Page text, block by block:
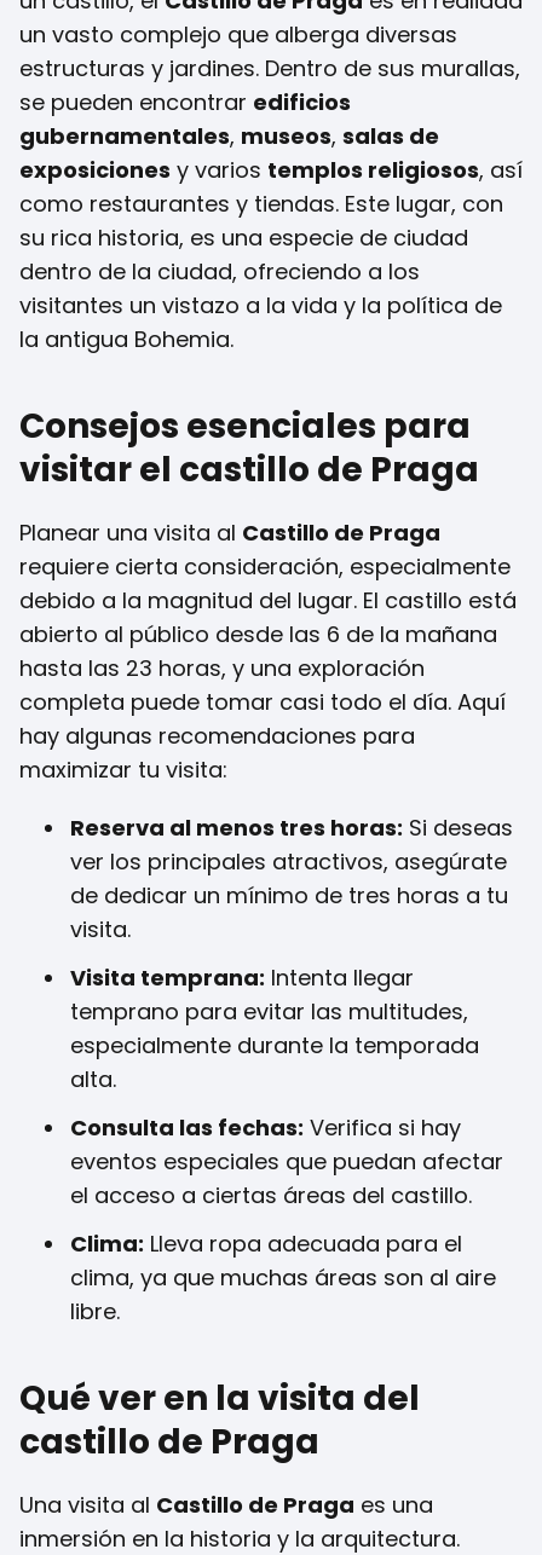
un vasto complejo que alberga diversas
estructuras y jardines. Dentro de sus murallas,
se pueden encontrar edificios
gubernamentales, museos, salas de
exposiciones y varios templos religiosos, así
como restaurantes y tiendas. Este lugar, con
su rica historia, es una especie de ciudad
dentro de la ciudad, ofreciendo a los
visitantes un vistazo a la vida y la política de
la antigua Bohemia.
Consejos esenciales para
visitar el castillo de Praga
Planear una visita al Castillo de Praga
requiere cierta consideración, especialmente
debido a la magnitud del lugar. El castillo está
abierto al público desde las 6 de la mañana
hasta las 23 horas, y una exploración
completa puede tomar casi todo el día. Aquí
hay algunas recomendaciones para
maximizar tu visita:
Reserva al menos tres horas: Si deseas
ver los principales atractivos, asegúrate
de dedicar un mínimo de tres horas a tu
visita.
Visita temprana: Intenta llegar
temprano para evitar las multitudes,
especialmente durante la temporada
alta.
Consulta las fechas: Verifica si hay
eventos especiales que puedan afectar
el acceso a ciertas áreas del castillo.
Clima: Lleva ropa adecuada para el
clima, ya que muchas áreas son al aire
libre.
Qué ver en la visita del
castillo de Praga
Una visita al Castillo de Praga es una
inmersión en la historia y la arquitectura.